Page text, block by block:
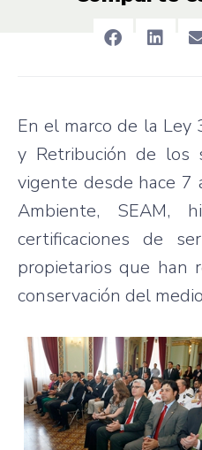
En el marco de la Ley
y Retribución de los
vigente desde hace 7
Ambiente, SEAM,
certificaciones de
propietarios que han
conservación del